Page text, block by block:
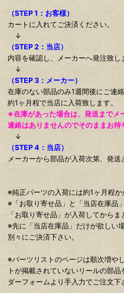
（STEP 1：お客様）
カートに入れてご決済ください。
↓
（STEP 2：当店）
内容を確認し、メーカーへ発注致し
↓
（STEP 3：メーカー）
在庫のない部品のみ1週間後にご連
約1ヶ月程で当店に入荷致します。
※在庫があった場合は、発送までメ
連絡はありませんのでそのままお待
↓
（STEP 4：当店）
メーカーから部品が入荷次第、発送
※純正パーツの入荷には約1ヶ月程か
※「お取り寄せ品」と「当店在庫品
「お取り寄せ品」が入荷してからま
※先に「当店在庫品」だけが欲しい
別々にご決済下さい。
※パーツリストのページは順次増や
トが掲載されていないリールの部
ダーフォームより手入力でご注文下